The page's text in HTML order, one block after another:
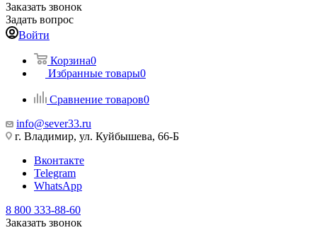
Заказать звонок
Задать вопрос
Войти
Корзина0
Избранные товары0
Сравнение товаров0
info@sever33.ru
г. Владимир, ул. Куйбышева, 66-Б
Вконтакте
Telegram
WhatsApp
8 800 333-88-60
Заказать звонок